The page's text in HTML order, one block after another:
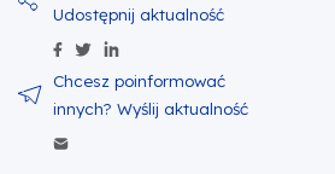
Udostępnij zawartość na
Udostępnij zawartość